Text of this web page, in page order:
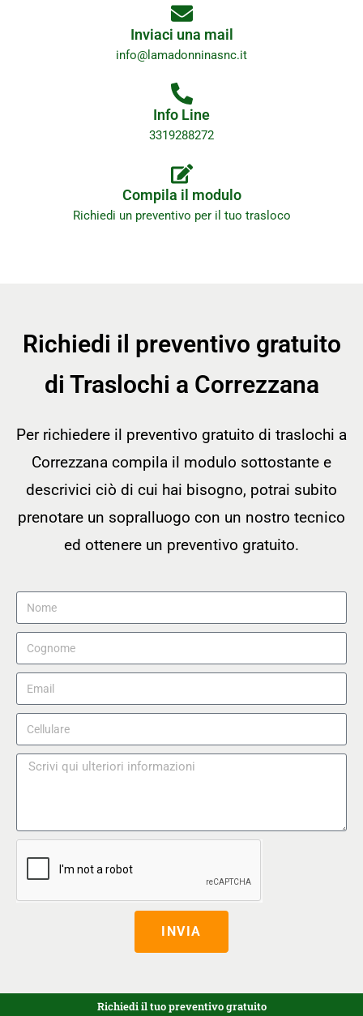
Inviaci una mail
info@lamadonninasnc.it
Info Line
3319288272
Compila il modulo
Richiedi un preventivo per il tuo trasloco
Richiedi il preventivo gratuito
di Traslochi a Correzzana
Per richiedere il preventivo gratuito di traslochi a
Correzzana compila il modulo sottostante e
descrivici ciò di cui hai bisogno, potrai subito
prenotare un sopralluogo con un nostro tecnico
ed ottenere un preventivo gratuito.
INVIA
Richiedi il tuo preventivo gratuito